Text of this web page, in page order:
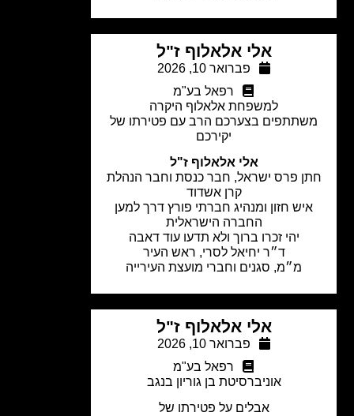
אלי אלאלוף ז"ל
פברואר 10, 2026
רפאל בע"מ
למשפחת אלאלוף היקרה
בצערכם הרב עם פטירתו של
אלי אלאלוף ז"ל
פרס ישראל, חבר כנסת וחבר הנהלת
קרן אשדוד
איש חזון ומנהיג חברתי פורץ דרך למען
החברה הישראלית
יהי זכרו ברוך ולא תדעו עוד דאבה
ד״ר יחיאל לסרי, ראש העיר
מ״מ, סגנים וחברי מועצת העירייה
אלי אלאלוף ז"ל
פברואר 10, 2026
רפאל בע"מ
אוניברסיטת בן גוריון בנגב
אבלים על פטירתו של